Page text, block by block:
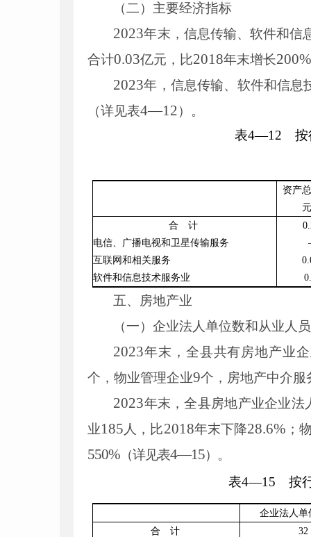
（二）主要经济指标
2023年末，信息传输、软件和信
合计0.03亿元，比2018年末增长200%
2023年，信息传输、软件和信息
（详见表4—12）。
表4—12 按
资产
合 计
0.
电信、广播电视和卫星传输服务
互联网和相关服务
0.
软件和信息技术服务业
0.
五、房地产业
（一）企业法人单位数和从业人员
2023年末，全县共有房地产业
个，物业管理企业9个，房地产中介服
2023年末，全县房地产业企业法
业185 人，比2018年末下降28.6% ；
550% （详见表4—15）。
表4—15 按
企业法人单
合 计
32